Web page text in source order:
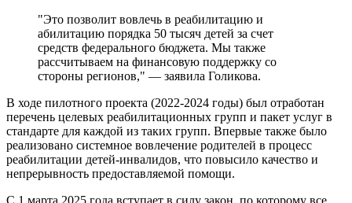
"Это позволит вовлечь в реабилитацию и
абилитацию порядка 50 тысяч детей за счет
средств федерального бюджета. Мы также
рассчитываем на финансовую поддержку со
стороны регионов," — заявила Голикова.
В ходе пилотного проекта (2022-2024 годы) был отработан
перечень целевых реабилитационных групп и пакет услуг в
стандарте для каждой из таких групп. Впервые также было
реализовано системное вовлечение родителей в процесс
реабилитации детей-инвалидов, что повысило качество и
непрерывность предоставляемой помощи.
С 1 марта 2025 года вступает в силу закон, по которому все